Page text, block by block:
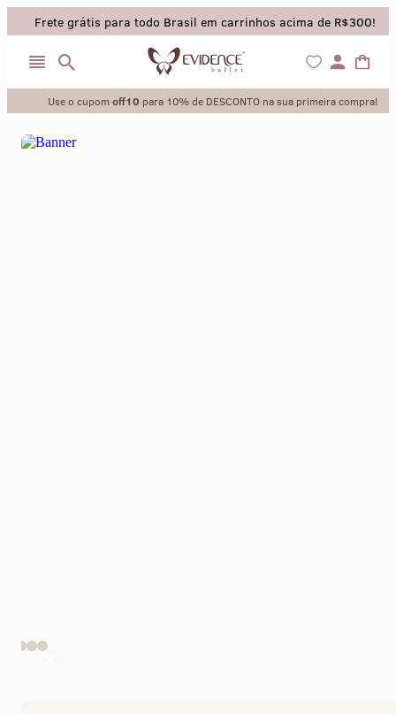
Frete grátis para todo Brasil em carrinhos acima de R$300!
Use o cupom off10 para 10% de DESCONTO na sua primeira compra!